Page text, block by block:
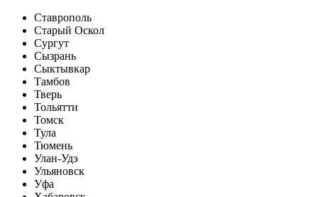
Ставрополь
Старый Оскол
Сургут
Сызрань
Сыктывкар
Тамбов
Тверь
Тольятти
Томск
Тула
Тюмень
Улан-Удэ
Ульяновск
Уфа